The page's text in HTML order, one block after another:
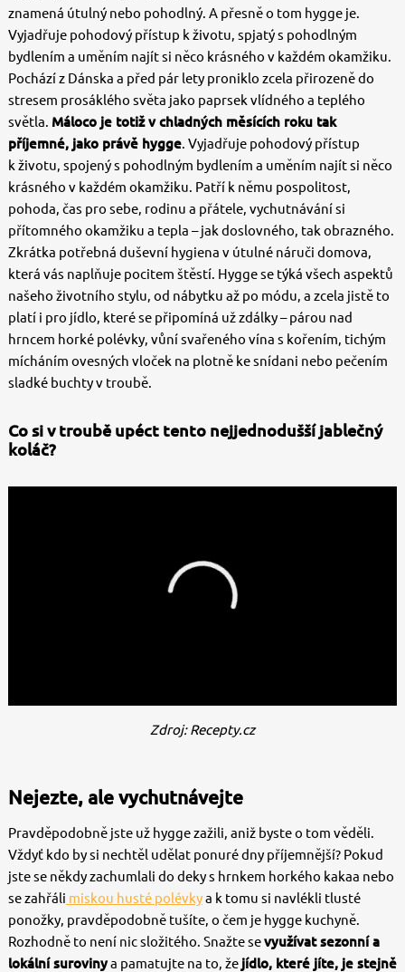
znamená útulný nebo pohodlný. A přesně o tom hygge je.
Vyjadřuje pohodový přístup k životu, spjatý s pohodlným
bydlením a uměním najít si něco krásného v každém okamžiku.
Pochází z Dánska a před pár lety proniklo zcela přirozeně do
stresem prosáklého světa jako paprsek vlídného a teplého
světla. Máloco je totiž v chladných měsících roku tak
příjemné, jako právě hygge. Vyjadřuje pohodový přístup
k životu, spojený s pohodlným bydlením a uměním najít si něco
krásného v každém okamžiku. Patří k němu pospolitost,
pohoda, čas pro sebe, rodinu a přátele, vychutnávání si
přítomného okamžiku a tepla – jak doslovného, ​​tak obrazného.
Zkrátka potřebná duševní hygiena v útulné náruči domova,
která vás naplňuje pocitem štěstí. Hygge se týká všech aspektů
našeho životního stylu, od nábytku až po módu, a zcela jistě to
platí i pro jídlo, které se připomíná už zdálky – párou nad
hrncem horké polévky, vůní svařeného vína s kořením, tichým
mícháním ovesných vloček na plotně ke snídani nebo pečením
sladké buchty v troubě.
Co si v troubě upéct tento nejjednodušší jablečný
koláč?
Zdroj: Recepty.cz
Nejezte, ale vychutnávejte
Pravděpodobně jste už hygge zažili, aniž byste o tom věděli.
Vždyť kdo by si nechtěl udělat ponuré dny příjemnější? Pokud
jste se někdy zachumlali do deky s hrnkem horkého kakaa nebo
se zahřáli miskou husté polévkya k tomu si navlékli tlusté
ponožky, pravděpodobně tušíte, o čem je hygge kuchyně.
Rozhodně to není nic složitého. Snažte sevyužívat sezonní a
lokální surovinya pamatujte na to, že jídlo, které jíte, je stejně